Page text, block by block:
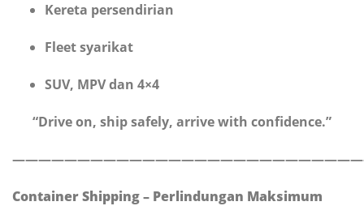
Kereta persendirian
Fleet syarikat
SUV, MPV dan 4×4
“Drive on, ship safely, arrive with confidence.”
Container Shipping – Perlindungan Maksimum